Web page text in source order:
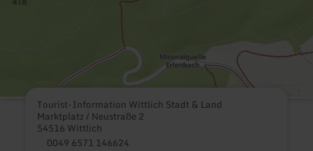
Tourist-Information Wittlich Stadt & Land
Marktplatz / Neustraße 2
54516 Wittlich
0049 6571 146624